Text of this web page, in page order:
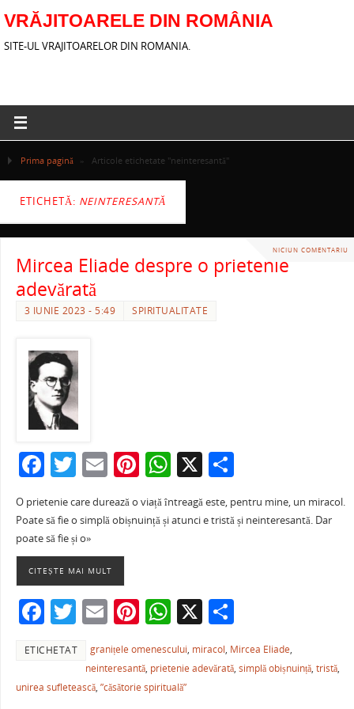
VRĂJITOARELE DIN ROMÂNIA
SITE-UL VRAJITOARELOR DIN ROMANIA.
Prima pagină » Articole etichetate "neinteresantă"
ETICHETĂ: NEINTERESANTĂ
NICIUN COMENTARIU
Mircea Eliade despre o prietenie
adevărată
3 IUNIE 2023 - 5:49 SPIRITUALITATE
F
c
e
b
o
o
k
T
itt
er
E
m
ai
Pi
nt
er
W
at
p
p
X P
ta
ză
O prietenie care durează o viață întreagă este, pentru mine, un miracol.
Poate să fie o simplă obișnuință și atunci e tristă și neinteresantă. Dar
poate să fie și o»
CITEȘTE MAI MULT
F
c
e
T
itt
er
E
m
ai
l
Pi
er
e
W
h
at
s
X P
ar
ta
ETICHETAT granițele omenescului, miracol, Mircea Eliade,
neinteresantă, prietenie adevărată,simplă obișnuință,tristă,
unirea sufletească, ”căsătorie spirituală”